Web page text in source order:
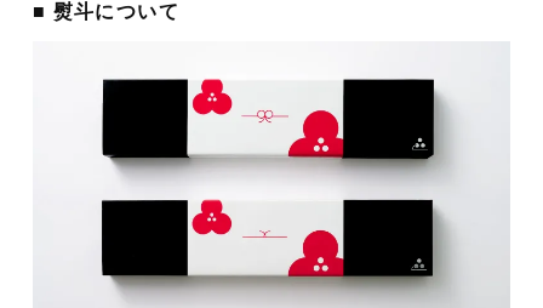
■ 熨斗について